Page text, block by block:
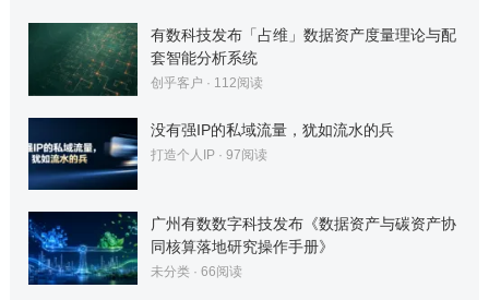
有数科技发布「占维」数据资产度量理论与配
套智能分析系统
创乎客户 · 112阅读
没有强IP的私域流量，犹如流水的兵
打造个人IP· 97阅读
广州有数数字科技发布《数据资产与碳资产协
同核算落地研究操作手册》
未分类· 66阅读